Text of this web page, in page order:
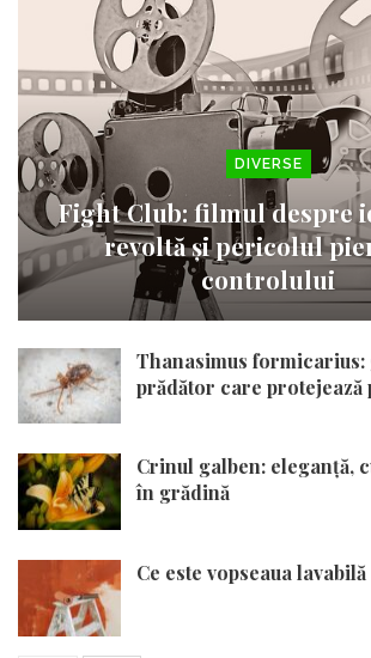
DIVERSE
Fight Club: filmul despre
revoltă și pericolul
controlului
Thanasimus formicarius:
prădător care protejează
Crinul galben: eleganță,
în grădină
Ce este vopseaua